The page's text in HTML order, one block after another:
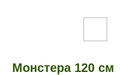
Монстера 120 см